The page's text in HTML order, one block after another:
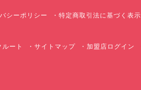
シーポリシー 特定商取引法に基づく表示
ルート サイトマップ 加盟店ログイン